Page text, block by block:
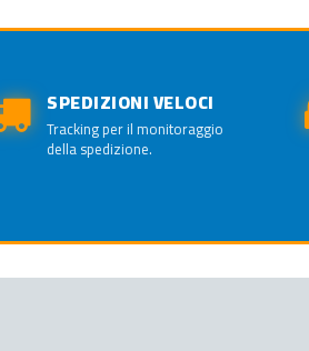
SPEDIZIONI VELOCI
Tracking per il monitoraggio
della spedizione.